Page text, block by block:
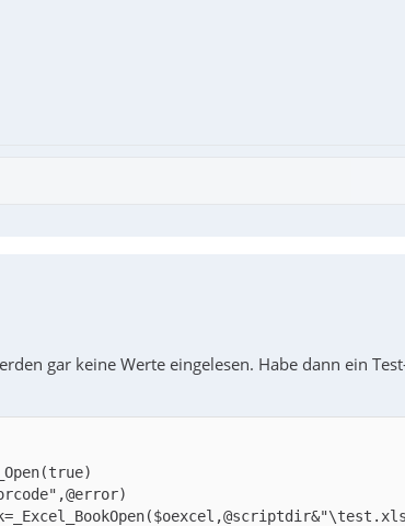
gar keine Werte eingelesen. Habe dann ein